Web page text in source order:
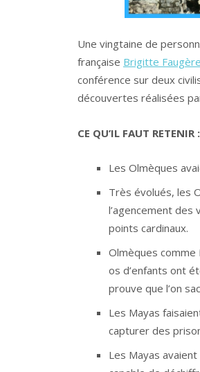
Une vingtaine de
française Brigitte Faugère
conférence sur deux
découvertes réalisées
CE QU’IL FAUT RETENIR :
Les Olmèques
Très évolués, les
l’agencement
points cardinaux.
Olmèques
os d’enfants ont
prouve que l’on
Les Mayas
capturer des
Les Mayas